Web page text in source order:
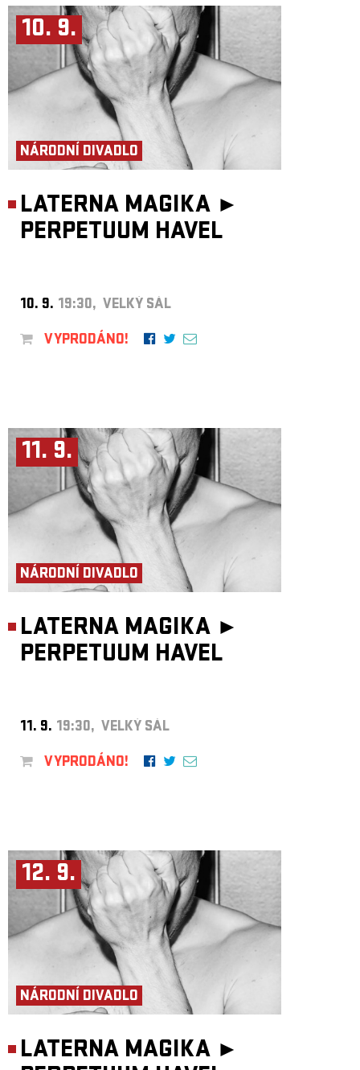
10. 9.
NÁRODNÍ DIVADLO
LATERNA MAGIKA ►
PERPETUUM HAVEL
10. 9. 19:30, VELKÝ SÁL
VYPRODÁNO!
11. 9.
NÁRODNÍ DIVADLO
LATERNA MAGIKA ►
PERPETUUM HAVEL
11. 9. 19:30, VELKÝ SÁL
VYPRODÁNO!
12. 9.
NÁRODNÍ DIVADLO
LATERNA MAGIKA ►